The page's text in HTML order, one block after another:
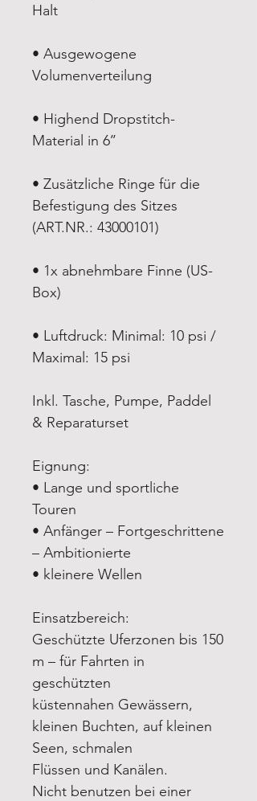
Halt
• Ausgewogene
Volumenverteilung
• Highend Dropstitch-
Material in 6’’
• Zusätzliche Ringe für die
Befestigung des Sitzes
(ART.NR.: 43000101)
• 1x abnehmbare Finne (US-
Box)
• Luftdruck: Minimal: 10 psi /
Maximal: 15 psi
Inkl. Tasche, Pumpe, Paddel
& Reparaturset
Eignung:
• Lange und sportliche
Touren
• Anfänger – Fortgeschrittene
– Ambitionierte
• kleinere Wellen
Einsatzbereich:
Geschützte Uferzonen bis 150
m – für Fahrten in
geschützten
küstennahen Gewässern,
kleinen Buchten, auf kleinen
Seen, schmalen
Flüssen und Kanälen.
Nicht benutzen bei einer